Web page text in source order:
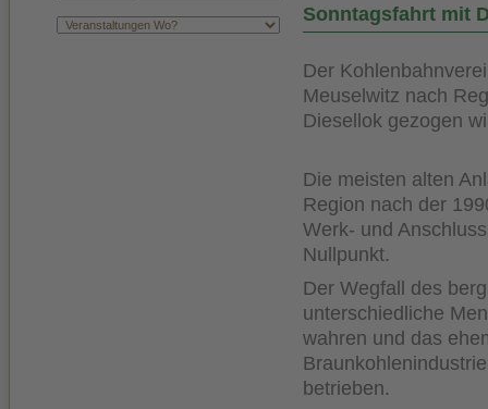
Sonntagsfahrt mit
Der
Meuselwitz nach
Diesellok gezogen
Die meisten alten
Region nach der
Werk- und
Nullpunkt.
Der Wegfall des
unterschiedliche
wahren und das
betrieben.